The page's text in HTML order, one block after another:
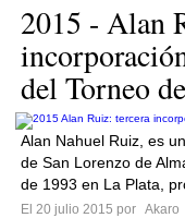
2015 - Alan
del Torneo
Alan Nahuel Ruiz, es
de San Lorenzo de
de 1993 en La Plata,
El 20 julio 2015 por Akaro